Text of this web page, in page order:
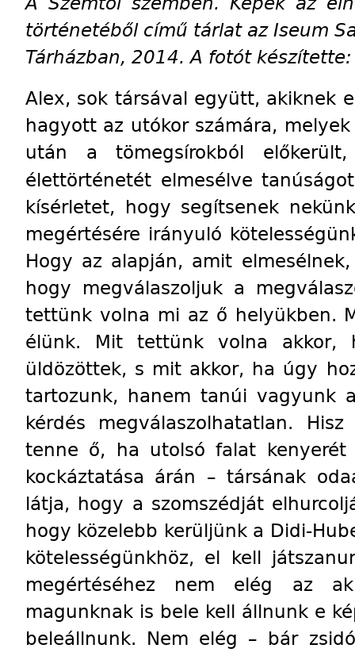
történetéből című tárlat az Iseum
Tárházban, 2014. A fotót készítette:
Alex, sok társával együtt, akiknek
hagyott az utókor számára,
után a tömegsírokból
élettörténetét elmesélve
kísérletet, hogy segítsenek
megértésére irányuló
Hogy az alapján, amit
hogy megválaszoljuk a
tettünk volna mi az ő helyükben.
élünk. Mit tettünk volna akkor,
üldözöttek, s mit akkor, ha úgy
tartozunk, hanem tanúi vagyunk
kérdés megválaszolhatatlan.
tenne ő, ha utolsó falat
kockáztatása árán – társának
látja, hogy a szomszédját
hogy közelebb kerüljünk a Didi-
kötelességünkhöz, el kell
megértéséhez nem elég az
magunknak is bele kell állnunk e
beleállnunk. Nem elég – bár